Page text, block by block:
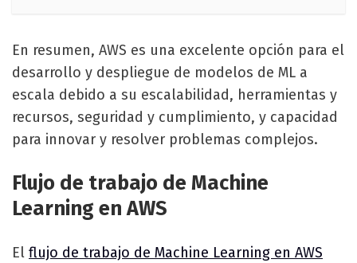
En resumen, AWS es una excelente opción para el
desarrollo y despliegue de modelos de ML a
escala debido a su escalabilidad, herramientas y
recursos, seguridad y cumplimiento, y capacidad
para innovar y resolver problemas complejos.
Flujo de trabajo de Machine
Learning en AWS
El flujo de trabajo de Machine Learning en AWS